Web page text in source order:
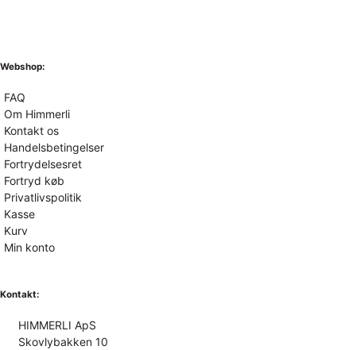
Webshop:
FAQ
Om Himmerli
Kontakt os
Handelsbetingelser
Fortrydelsesret
Fortryd køb
Privatlivspolitik
Kasse
Kurv
Min konto
Kontakt:
HIMMERLI ApS
Skovlybakken 10